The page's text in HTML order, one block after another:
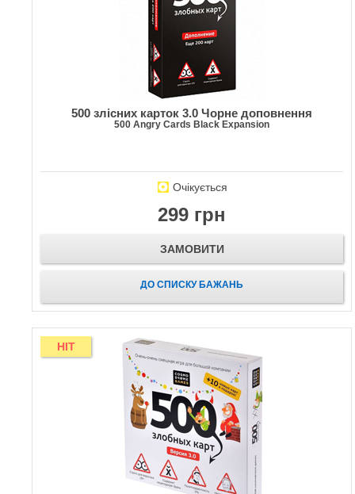
500 злісних карток 3.0 Чорне доповнення
500 Angry Cards Black Expansion
Очікується
299 грн
ЗАМОВИТИ
ДО СПИСКУ БАЖАНЬ
HIT